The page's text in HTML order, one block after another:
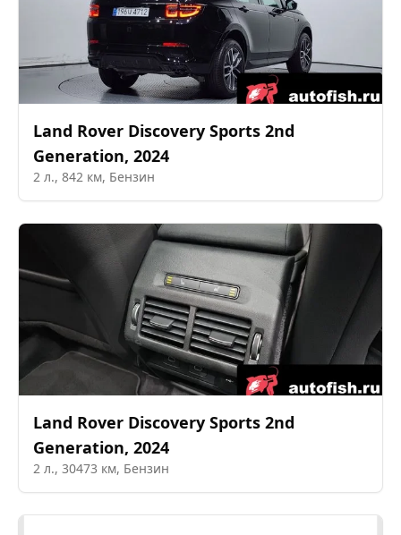
Land Rover Discovery Sports 2nd
Generation, 2024
2 л., 842 км, Бензин
Land Rover Discovery Sports 2nd
Generation, 2024
2 л., 30473 км, Бензин